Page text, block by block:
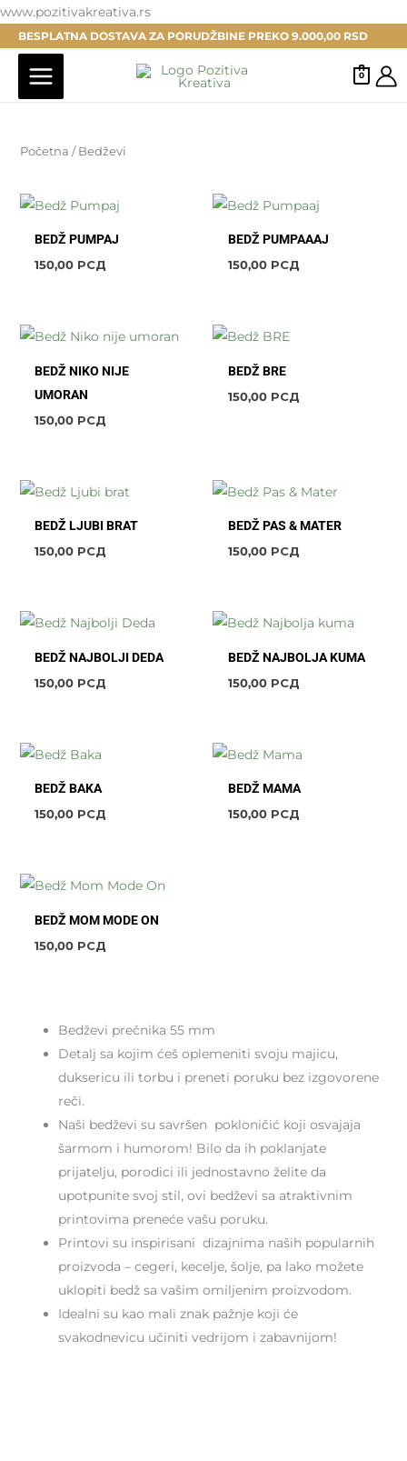
www.pozitivakreativa.rsPređi
na
BESPLATNA DOSTAVA ZA PORUDŽBINE PREKO 9.000,00 RSD
0
Početna / Bedževi
BEDŽ PUMPAJ
150,00 РСД
BEDŽ PUMPAAAJ
150,00 РСД
BEDŽ NIKO NIJE
UMORAN
150,00 РСД
BEDŽ BRE
150,00 РСД
BEDŽ LJUBI BRAT
150,00 РСД
BEDŽ PAS & MATER
150,00 РСД
BEDŽ NAJBOLJI DEDA
150,00 РСД
BEDŽ NAJBOLJA KUMA
150,00 РСД
BEDŽ BAKA
150,00 РСД
BEDŽ MAMA
150,00 РСД
BEDŽ MOM MODE ON
150,00 РСД
Bedževi prečnika 55 mm
Detalj sa kojim ćeš oplemeniti svoju majicu,
duksericu ili torbu i preneti poruku bez izgovorene
reči.
Naši bedževi su savršen pokloničić koji osvajaja
šarmom i humorom! Bilo da ih poklanjate
prijatelju, porodici ili jednostavno želite da
upotpunite svoj stil, ovi bedževi sa atraktivnim
printovima preneće vašu poruku.
Printovi su inspirisani dizajnima naših popularnih
proizvoda – cegeri, kecelje, šolje, pa lako možete
uklopiti bedž sa vašim omiljenim proizvodom.
Idealni su kao mali znak pažnje koji će
svakodnevicu učiniti vedrijom i zabavnijom!